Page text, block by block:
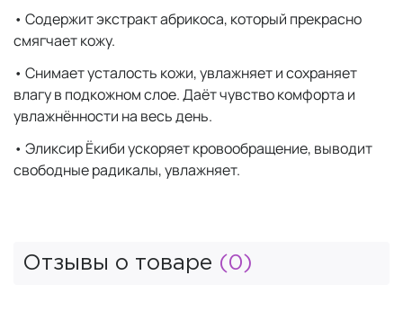
• Содержит экстракт абрикоса, который прекрасно
смягчает кожу.
• Снимает усталость кожи, увлажняет и сохраняет
влагу в подкожном слое. Даёт чувство комфорта и
увлажнённости на весь день.
• Эликсир Ёкиби ускоряет кровообращение, выводит
свободные радикалы, увлажняет.
Отзывы о товаре (0)